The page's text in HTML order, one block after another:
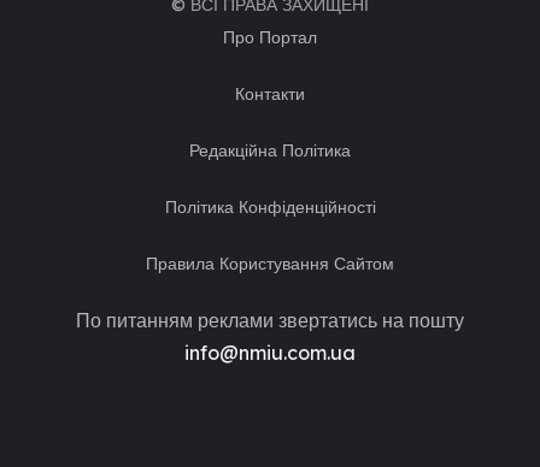
© ВСІ ПРАВА ЗАХИЩЕНІ
Про Портал
Контакти
Редакційна Політика
Політика Конфіденційності
Правила Користування Сайтом
По питанням реклами звертатись на пошту
info@nmiu.com.ua